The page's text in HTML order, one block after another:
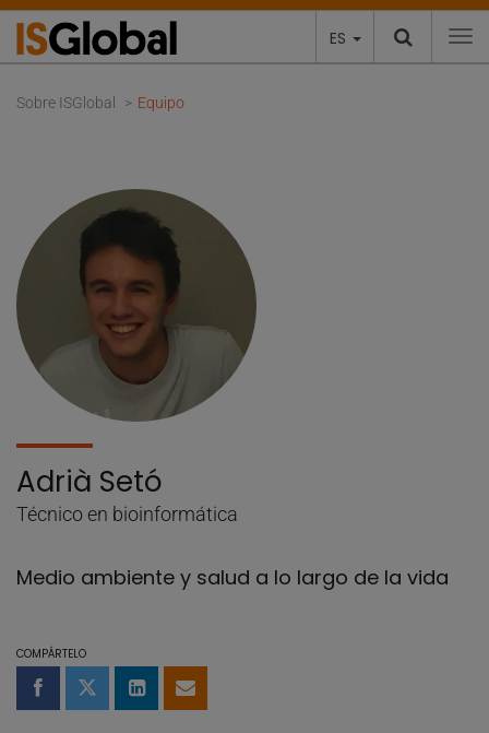
ES
Sobre ISGlobal Equipo
Adrià Setó
Técnico en bioinformática
Medio ambiente y salud a lo largo de la vida
COMPÁRTELO
Compartir en Facebook
Compartir en Twitter
Compartir en LinkedIn
Compartir por email